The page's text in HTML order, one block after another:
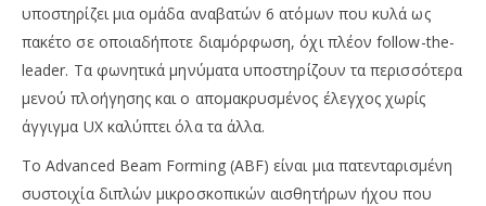
υποστηρίζει μια ομάδα αναβατών 6 ατόμων που κυλά ως
πακέτο σε οποιαδήποτε διαμόρφωση, όχι πλέον follow-the-
leader. Τα φωνητικά μηνύματα υποστηρίζουν τα περισσότερα
μενού πλοήγησης και ο απομακρυσμένος έλεγχος χωρίς
άγγιγμα UX καλύπτει όλα τα άλλα.
Το Advanced Beam Forming (ABF) είναι μια πατενταρισμένη
συστοιχία διπλών μικροσκοπικών αισθητήρων ήχου που